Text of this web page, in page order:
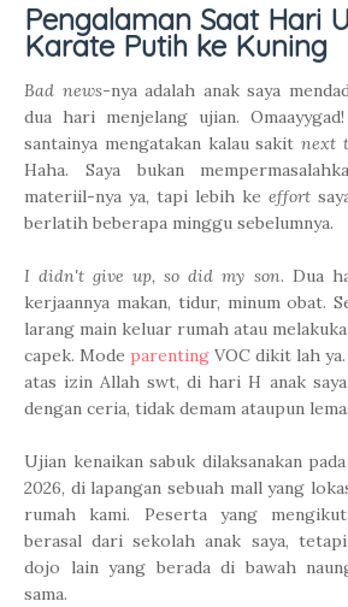
Pengalaman Saat Hari
Karate Putih ke Kuning
Bad news-nya adalah anak saya
dua hari menjelang ujian.
santainya mengatakan kalau sakit next
Haha. Saya bukan
materiil-nya ya, tapi lebih ke effort
berlatih beberapa minggu sebelumnya.
I didn't give up, so did my son. Dua
kerjaannya makan, tidur, minum obat.
larang main keluar rumah atau
capek. Mode parenting VOC dikit lah
atas izin Allah swt, di hari H anak
dengan ceria, tidak demam ataupun
Ujian kenaikan sabuk dilaksanakan
2026, di lapangan sebuah mall yang
rumah kami. Peserta yang
berasal dari sekolah anak saya,
dojo lain yang berada di bawah
sama.